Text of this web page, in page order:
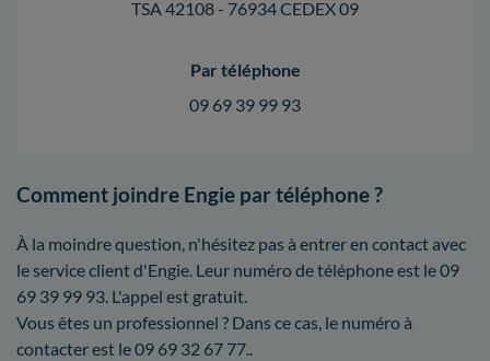
TSA 42108 - 76934 CEDEX 09
Par téléphone
09 69 39 99 93
Comment joindre Engie par téléphone ?
À la moindre question, n'hésitez pas à entrer en contact avec
le service client d'Engie. Leur numéro de téléphone est le 09
69 39 99 93. L'appel est gratuit.
Vous êtes un professionnel ? Dans ce cas, le numéro à
contacter est le 09 69 32 67 77..